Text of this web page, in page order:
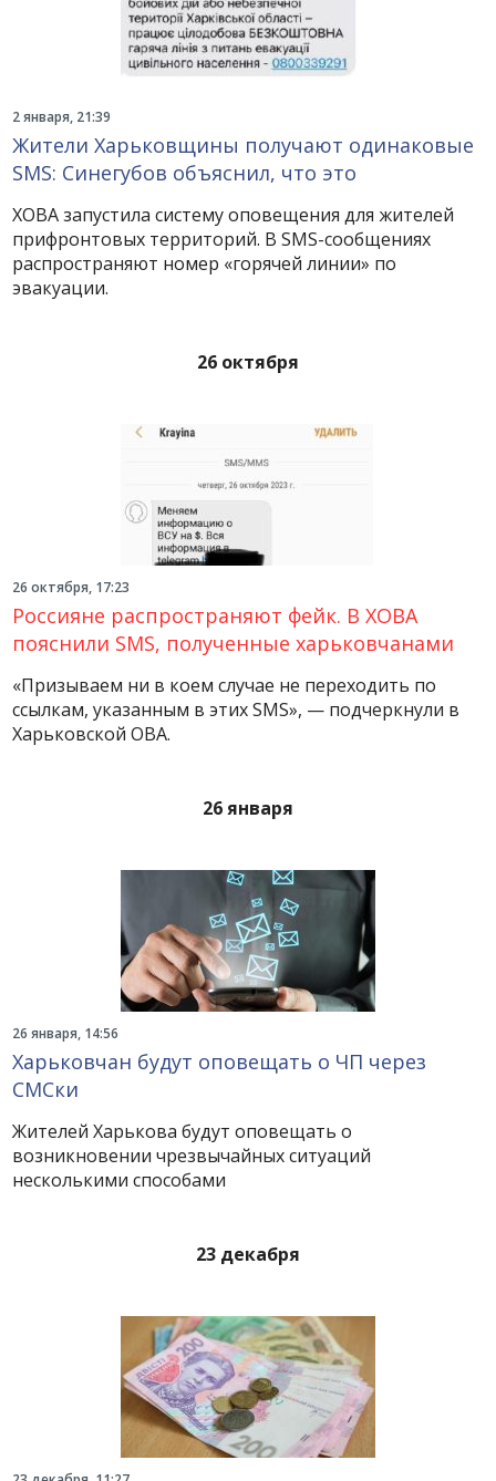
2 января, 21:39
Жители Харьковщины получают одинаковые
SMS: Синегубов объяснил, что это
ХОВА запустила систему оповещения для жителей
прифронтовых территорий. В SMS-сообщениях
распространяют номер «горячей линии» по
эвакуации.
26 октября
26 октября, 17:23
Россияне распространяют фейк. В ХОВА
пояснили SMS, полученные харьковчанами
«Призываем ни в коем случае не переходить по
ссылкам, указанным в этих SMS», — подчеркнули в
Харьковской ОВА.
26 января
26 января, 14:56
Харьковчан будут оповещать о ЧП через
СМСки
Жителей Харькова будут оповещать о
возникновении чрезвычайных ситуаций
несколькими способами
23 декабря